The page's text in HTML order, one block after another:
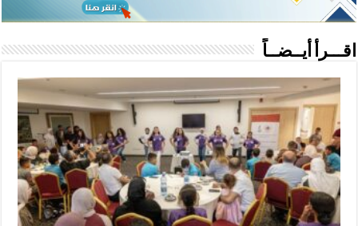
اقـــرأ أيــضــاً